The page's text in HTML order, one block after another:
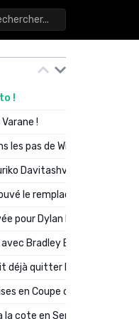
thème
!
!
les pas de Will Still ?
Davitashvili
le remplaçant de Robinio
pour Dylan Batubinsika
Bradley Barcola ?
déjà quitter Lyon en janvier
en Coupe de France
cote en Serie A